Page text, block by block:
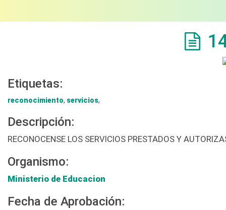
Etiquetas:
reconocimiento, servicios,
Descripción:
RECONOCENSE LOS SERVICIOS PRESTADOS Y
Organismo:
Ministerio de Educacion
Fecha de Aprobación: